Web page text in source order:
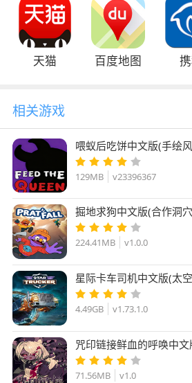
天猫 百度地图
相关游戏
喂蚁后吃饼中文版(手绘
Feed the Queen
129MB v23396367
掘地求狗中文版(合作洞
Pratfall v1.0.0 免安装版
224.41MB v1.0.0
星际卡车司机中文版(太
Star Trucker v1.73.1.0 免
4.49GB v1.73.1.0
咒印链接鲜血的呼唤中文
作Roguelike游戏) v1.0 免
71.56MB v1.0